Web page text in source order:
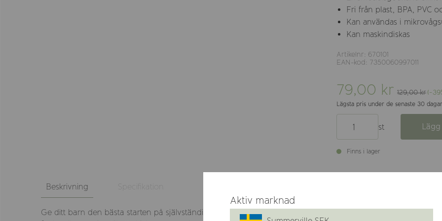
Fri från plast, BPA, PVC
Kan användas i
Kan maskindiskas
Artikelnr: 670101
EAN-kod: 7350060997011
79,00 kr 129,00 kr(-
Lägsta pris under de senaste 30
st
Finns i lager
Beskrivning Specifikation
Ge ditt barn den bästa starten på självständigt drickande med vår smarta 60 ml minicup – en träningsmugg
Aktiv marknad